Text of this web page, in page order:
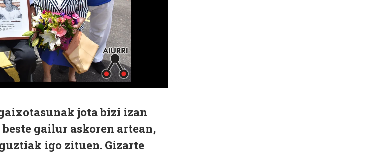
jota bizi izan
gailur askoren artean,
igo zituen. Gizarte